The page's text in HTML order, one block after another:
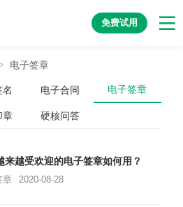
免费试用
电子签章
名 电子合同 电子签章
章 硬核问答
来越受欢迎的电子签章如何用？
章 2020-08-28